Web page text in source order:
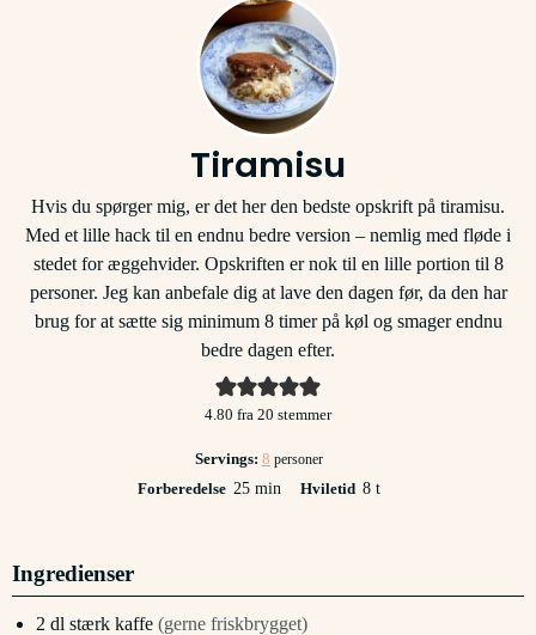
Tiramisu
Hvis du spørger mig, er det her den bedste opskrift på tiramisu.
Med et lille hack til en endnu bedre version – nemlig med fløde i
stedet for æggehvider. Opskriften er nok til en lille portion til 8
personer. Jeg kan anbefale dig at lave den dagen før, da den har
brug for at sætte sig minimum 8 timer på køl og smager endnu
bedre dagen efter.
4.80 fra 20 stemmer
Servings: 8 personer
Forberedelse 25minutter
min Hviletid 8timer
t
Ingredienser
2 dl stærk kaffe (gerne friskbrygget)